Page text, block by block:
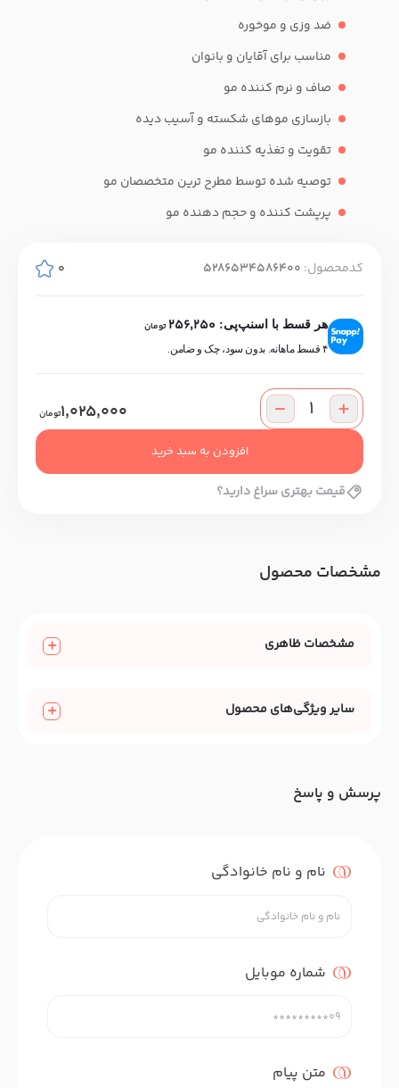
ضد وزی و موخوره
مناسب برای آقایان و بانوان
صاف و نرم کننده مو
بازسازی موهای شکسته و آسیب دیده
تقویت و تغذیه کننده مو
توصیه شده توسط مطرح ترین متخصصان مو
پرپشت کننده و حجم دهنده مو
کدمحصول: 5286534586400
0
هر قسط با اسنپ‌پی: 256,250 تومان
۴ قسط ماهانه. بدون سود، چک و ضامن.
1,025,000تومان
افزودن به سبد خرید
قیمت بهتری سراغ دارید؟
مشخصات محصول
مشخصات ظاهری
سایر ویژگی‌های محصول
پرسش و پاسخ
نام و نام خانوادگی
شماره موبایل
متن پیام